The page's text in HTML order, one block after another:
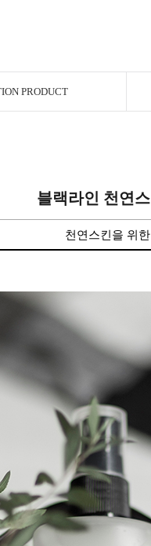
PRODUCT
블랙라인 천연
천연스킨을 위